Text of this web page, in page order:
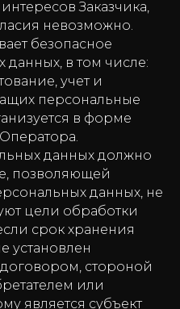
Заказчика,
невозможно.
безопасное
в том числе:
учет и
персональные
в форме
данных должно
позволяющей
данных, не
цели обработки
срок хранения
установлен
стороной
или
является субъект